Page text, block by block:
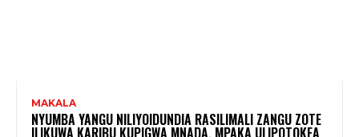
MAKALA
NYUMBA YANGU NILIYOIDUNDIA RASILIMALI ZANGU ZOTE